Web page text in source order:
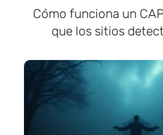
Cómo funciona un
que los sitios